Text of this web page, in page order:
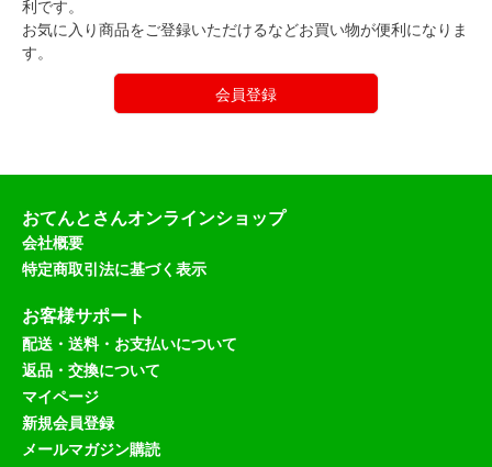
利です。
お気に入り商品をご登録いただけるなどお買い物が便利になりま
す。
会員登録
おてんとさんオンラインショップ
会社概要
特定商取引法に基づく表示
お客様サポート
配送・送料・お支払いについて
返品・交換について
マイページ
新規会員登録
メールマガジン購読